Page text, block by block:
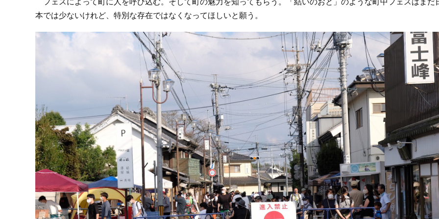
本では少ないけれど、特別な存在ではなくなってほしいと願う。